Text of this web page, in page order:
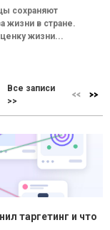
сохраняют
жизни в стране.
жизни...
Все записи
>>
таргетинг и что